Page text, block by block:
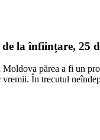
la înființare, 25
părea a fi un
În trecutul